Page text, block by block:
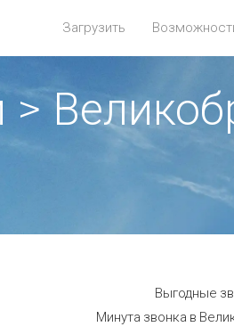
Загрузить
>
Выгодные
Минута звонка в